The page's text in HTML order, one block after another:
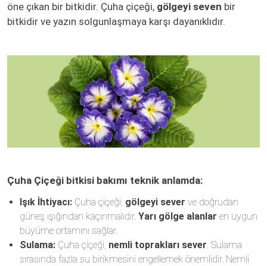
öne çıkan bir bitkidir. Çuha çiçeği, gölgeyi seven bir
bitkidir ve yazın solgunlaşmaya karşı dayanıklıdır.
Çuha Çiçeği bitkisi bakımı teknik anlamda:
Işık İhtiyacı:Çuha çiçeği, gölgeyi sever ve doğrudan
güneş ışığından kaçınmalıdır. Yarı gölge alanlar en uygun
büyüme ortamını sağlar.
Sulama:Çuha çiçeği, nemli toprakları sever. Sulama
sırasında fazla su birikmesini engellemek önemlidir. Nemli